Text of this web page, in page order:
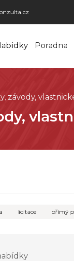
Poradna
závody,
licitace přímý